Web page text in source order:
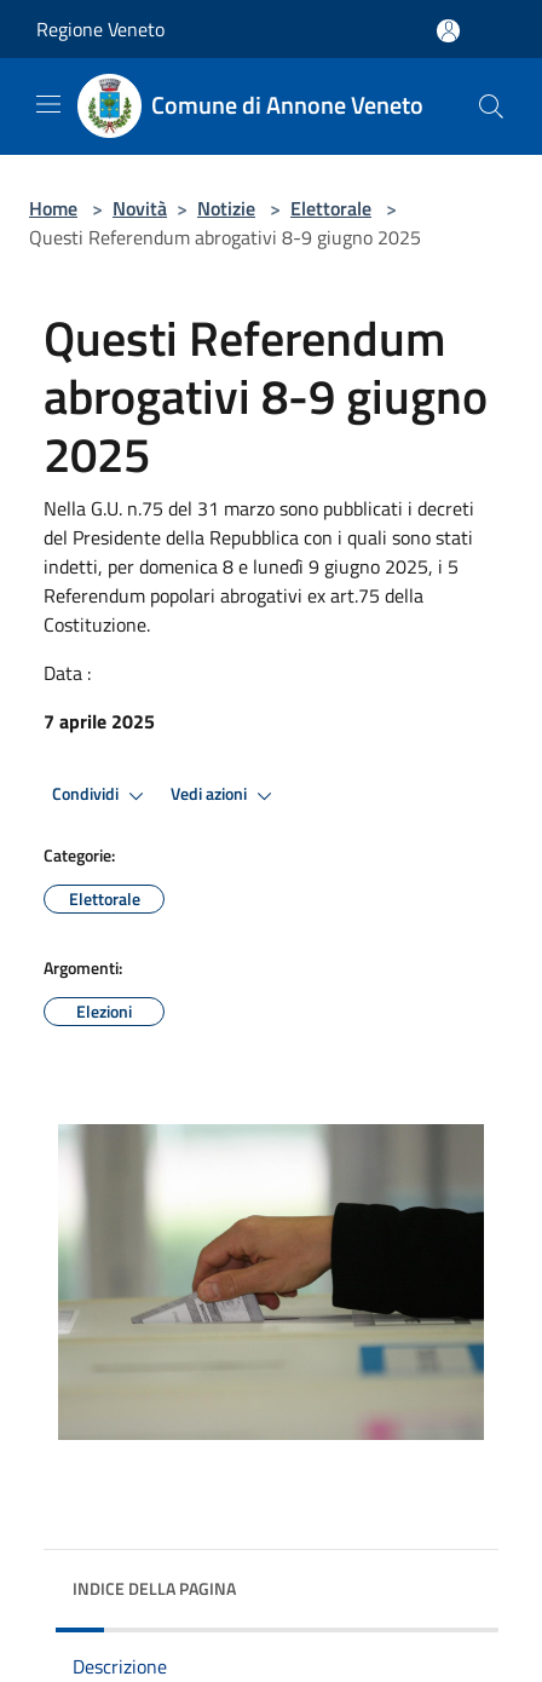
Regione Veneto
Comune di Annone Veneto
Home > Novità > Notizie > Elettorale >
Questi Referendum abrogativi 8-9 giugno 2025
Questi Referendum
abrogativi 8-9 giugno
2025
Nella G.U. n.75 del 31 marzo sono pubblicati i decreti
del Presidente della Repubblica con i quali sono stati
indetti, per domenica 8 e lunedì 9 giugno 2025, i 5
Referendum popolari abrogativi ex art.75 della
Costituzione.
Data :
7 aprile 2025
Condividi Vedi azioni
Categorie:
Elettorale
Argomenti:
Elezioni
INDICE DELLA PAGINA
Descrizione